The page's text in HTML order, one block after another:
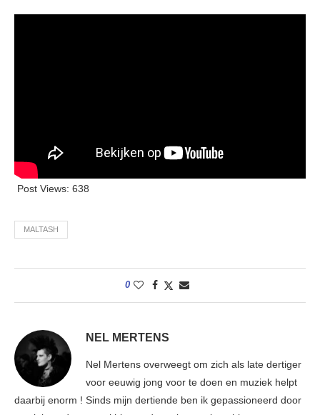
Post Views: 638
MALTASH
0
NEL MERTENS
Nel Mertens overweegt om zich als late dertiger
voor eeuwig jong voor te doen en muziek helpt
daarbij enorm ! Sinds mijn dertiende ben ik gepassioneerd door